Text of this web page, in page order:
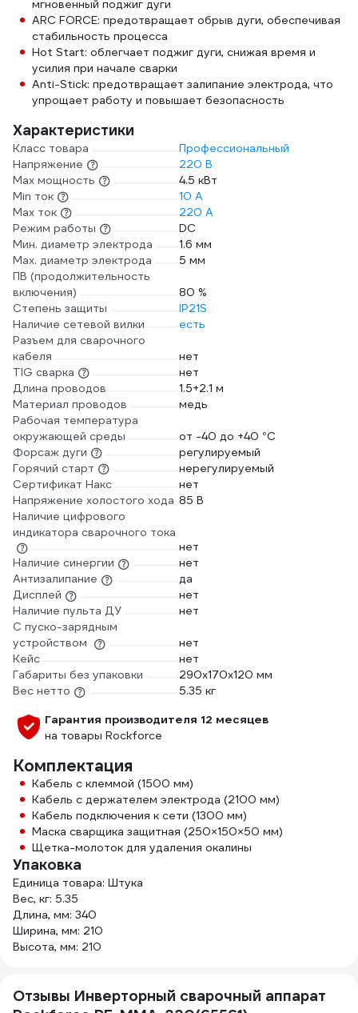
мгновенный поджиг дуги
ARC FORCE: предотвращает обрыв дуги, обеспечивая
стабильность процесса
Hot Start: облегчает поджиг дуги, снижая время и
усилия при начале сварки
Anti-Stick: предотвращает залипание электрода, что
упрощает работу и повышает безопасность
Характеристики
Класс товара
Профессиональный
Напряжение
220 В
Max мощность
4.5 кВт
Min ток
10 А
Max ток
220 А
Режим работы
DC
Мин. диаметр электрода
1.6 мм
Мах. диаметр электрода
5 мм
ПВ (продолжительность
включения)
80 %
Степень защиты
IP21S
Наличие сетевой вилки
есть
Разъем для сварочного
кабеля
нет
TIG сварка
нет
Длина проводов
1.5+2.1 м
Материал проводов
медь
Рабочая температура
окружающей среды
от -40 до +40 °С
Форсаж дуги
регулируемый
Горячий старт
нерегулируемый
Сертификат Накс
нет
Напряжение холостого хода 85 В
Наличие цифрового
индикатора сварочного тока
нет
Наличие синергии
нет
Антизалипание
да
Дисплей
нет
Наличие пульта ДУ
нет
С пуско-зарядным
устройством
нет
Кейс
нет
Габариты без упаковки
290х170х120 мм
Вес нетто
5.35 кг
Гарантия производителя 12 месяцев
на товары Rockforce
Комплектация
Кабель с клеммой (1500 мм)
Кабель с держателем электрода (2100 мм)
Кабель подключения к сети (1300 мм)
Маска сварщика защитная (250×150×50 мм)
Щетка-молоток для удаления окалины
Упаковка
Единица товара: Штука
Вес, кг: 5.35
Длина, мм: 340
Ширина, мм: 210
Высота, мм: 210
Отзывы Инверторный сварочный аппарат